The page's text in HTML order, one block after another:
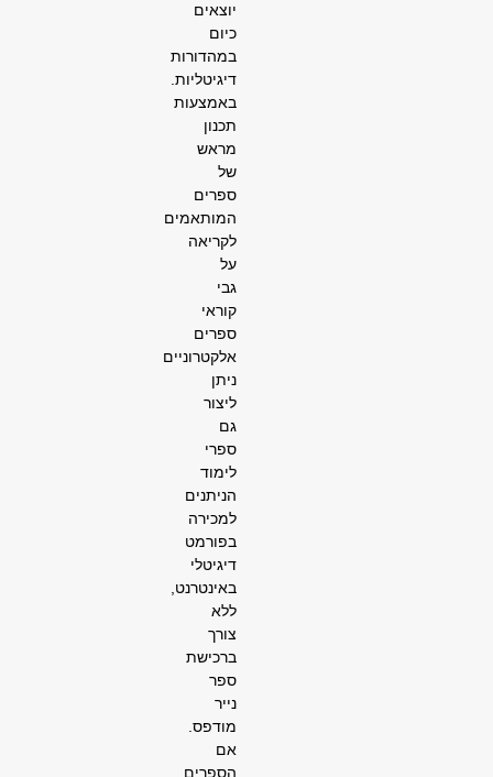
יוצאים
כיום
במהדורות
דיגיטליות.
באמצעות
תכנון
מראש
של
ספרים
המותאמים
לקריאה
על
גבי
קוראי
ספרים
אלקטרוניים
ניתן
ליצור
גם
ספרי
לימוד
הניתנים
למכירה
בפורמט
דיגיטלי
באינטרנט,
ללא
צורך
ברכישת
ספר
נייר
מודפס.
אם
הספרים